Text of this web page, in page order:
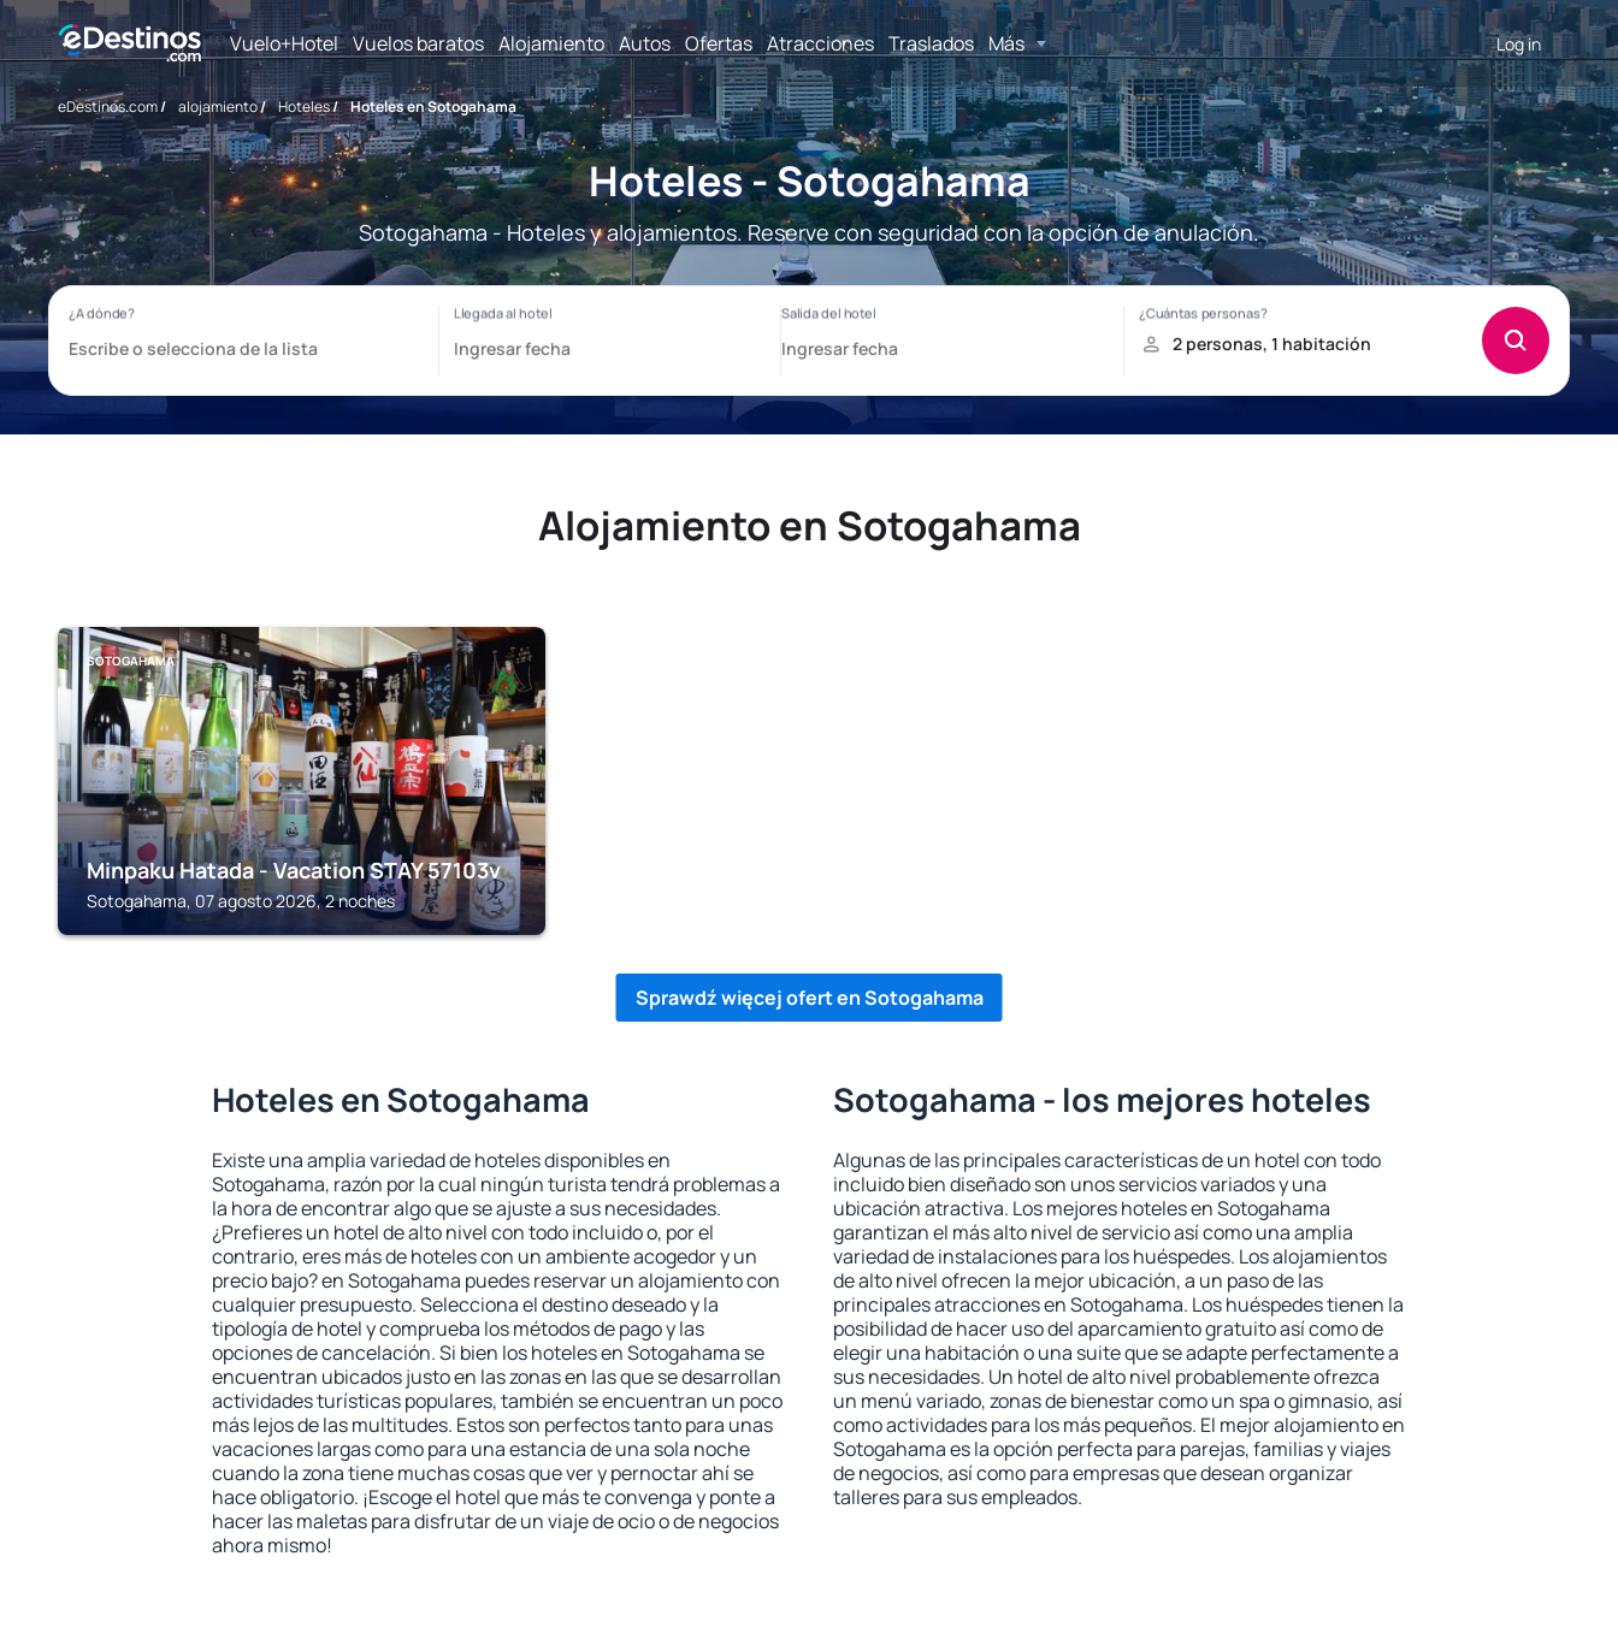
Vuelo+Hotel Vuelos baratos Alojamiento Autos Ofertas Atracciones Traslados Más Log in
eDestinos.com/ alojamiento/ Hoteles/ Hoteles en Sotogahama
Hoteles - Sotogahama
Sotogahama - Hoteles y alojamientos. Reserve con seguridad con la opción de anulación.
Alojamiento en Sotogahama
SOTOGAHAMA
Minpaku Hatada - Vacation STAY 57103v
Sotogahama, 07 agosto 2026, 2 noches
Sprawdź więcej ofert en Sotogahama
Hoteles en Sotogahama
Existe una amplia variedad de hoteles disponibles en
Sotogahama, razón por la cual ningún turista tendrá problemas a
la hora de encontrar algo que se ajuste a sus necesidades.
¿Prefieres un hotel de alto nivel con todo incluido o, por el
contrario, eres más de hoteles con un ambiente acogedor y un
precio bajo? en Sotogahama puedes reservar un alojamiento con
cualquier presupuesto. Selecciona el destino deseado y la
tipología de hotel y comprueba los métodos de pago y las
opciones de cancelación. Si bien los hoteles en Sotogahama se
encuentran ubicados justo en las zonas en las que se desarrollan
actividades turísticas populares, también se encuentran un poco
más lejos de las multitudes. Estos son perfectos tanto para unas
vacaciones largas como para una estancia de una sola noche
cuando la zona tiene muchas cosas que ver y pernoctar ahí se
hace obligatorio. ¡Escoge el hotel que más te convenga y ponte a
hacer las maletas para disfrutar de un viaje de ocio o de negocios
ahora mismo!
Sotogahama - los mejores hoteles
Algunas de las principales características de un hotel con todo
incluido bien diseñado son unos servicios variados y una
ubicación atractiva. Los mejores hoteles en Sotogahama
garantizan el más alto nivel de servicio así como una amplia
variedad de instalaciones para los huéspedes. Los alojamientos
de alto nivel ofrecen la mejor ubicación, a un paso de las
principales atracciones en Sotogahama. Los huéspedes tienen la
posibilidad de hacer uso del aparcamiento gratuito así como de
elegir una habitación o una suite que se adapte perfectamente a
sus necesidades. Un hotel de alto nivel probablemente ofrezca
un menú variado, zonas de bienestar como un spa o gimnasio, así
como actividades para los más pequeños. El mejor alojamiento en
Sotogahama es la opción perfecta para parejas, familias y viajes
de negocios, así como para empresas que desean organizar
talleres para sus empleados.